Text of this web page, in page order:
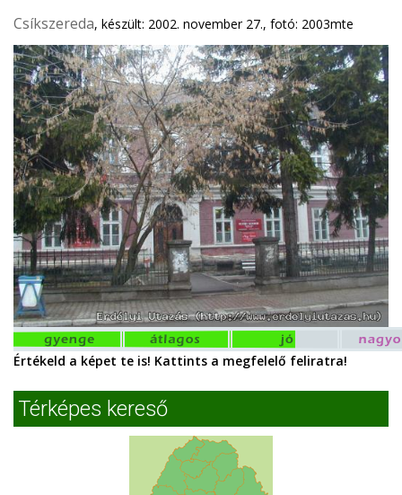
Csíkszereda, készült: 2002. november 27., fotó: 2003mte
Értékeld a képet te is! Kattints a megfelelő feliratra!
Térképes kereső